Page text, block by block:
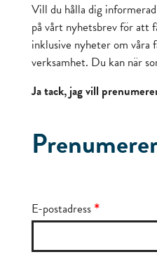
Vill du hålla dig
på vårt nyhetsbrev för att
inklusive nyheter om
verksamhet. Du kan när
Ja tack, jag vill
E-postadress *